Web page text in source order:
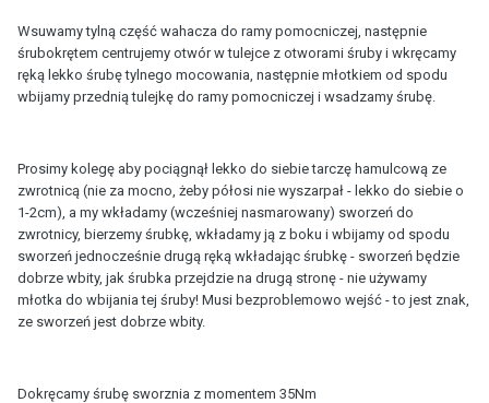
Wsuwamy tylną część wahacza do ramy pomocniczej, następnie
śrubokrętem centrujemy otwór w tulejce z otworami śruby i wkręcamy
ręką lekko śrubę tylnego mocowania, następnie młotkiem od spodu
wbijamy przednią tulejkę do ramy pomocniczej i wsadzamy śrubę.
Prosimy kolegę aby pociągnął lekko do siebie tarczę hamulcową ze
zwrotnicą (nie za mocno, żeby półosi nie wyszarpał - lekko do siebie o
1-2cm), a my wkładamy (wcześniej nasmarowany) sworzeń do
zwrotnicy, bierzemy śrubkę, wkładamy ją z boku i wbijamy od spodu
sworzeń jednocześnie drugą ręką wkładając śrubkę - sworzeń będzie
dobrze wbity, jak śrubka przejdzie na drugą stronę - nie używamy
młotka do wbijania tej śruby! Musi bezproblemowo wejść - to jest znak,
ze sworzeń jest dobrze wbity.
Dokręcamy śrubę sworznia z momentem 35Nm